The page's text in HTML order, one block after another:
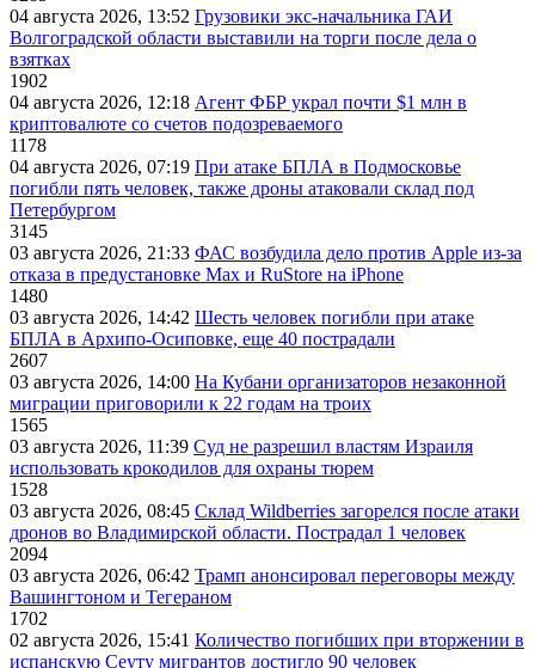
04 августа 2026, 13:52 Грузовики экс-начальника ГАИ
Волгоградской области выставили на торги после дела о
взятках
1902
04 августа 2026, 12:18 Агент ФБР украл почти $1 млн в
криптовалюте со счетов подозреваемого
1178
04 августа 2026, 07:19 При атаке БПЛА в Подмосковье
погибли пять человек, также дроны атаковали склад под
Петербургом
3145
03 августа 2026, 21:33 ФАС возбудила дело против Apple из-за
отказа в предустановке Max и RuStore на iPhone
1480
03 августа 2026, 14:42 Шесть человек погибли при атаке
БПЛА в Архипо-Осиповке, еще 40 пострадали
2607
03 августа 2026, 14:00 На Кубани организаторов незаконной
миграции приговорили к 22 годам на троих
1565
03 августа 2026, 11:39 Суд не разрешил властям Израиля
использовать крокодилов для охраны тюрем
1528
03 августа 2026, 08:45 Склад Wildberries загорелся после атаки
дронов во Владимирской области. Пострадал 1 человек
2094
03 августа 2026, 06:42 Трамп анонсировал переговоры между
Вашингтоном и Тегераном
1702
02 августа 2026, 15:41 Количество погибших при вторжении в
испанскую Сеуту мигрантов достигло 90 человек